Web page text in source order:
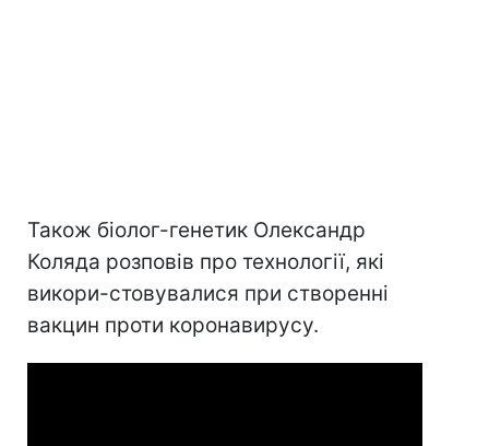
Також біолог-генетик Олександр
Коляда розповів про технології, які
викори-стовувалися при створенні
вакцин проти коронавирусу.